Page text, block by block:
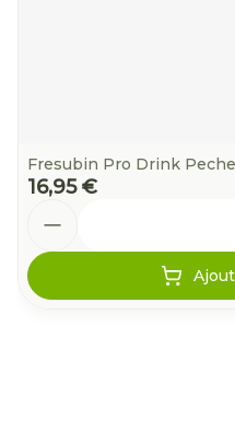
Fresubin Pro Drink
16,95 €